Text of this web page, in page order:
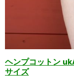
ヘンプコットン
サイズ